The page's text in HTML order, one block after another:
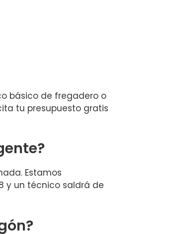
básico de fregadero o
tu presupuesto gratis
Estamos
y un técnico saldrá de